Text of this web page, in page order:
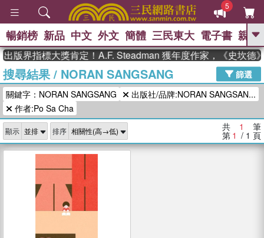
5
GO
熱搜： 東野圭吾 The Odyssey 、
父親節 、 如果歷史是一群喵 、 暑期
推薦 、 國際布克獎 臺灣漫遊錄 、 方
孩：黎曼猜想 、 偉大的迷走神經
暢銷榜 新品 中文 外文 簡體 三民東大 電子書 親子
版界指標大獎肯定！A.F. Steadman 獲年度作家，《史坎德
搜尋結果/ NORAN SANGSANG
篩選
關鍵字：NORAN SANGSANG
出版社/品牌:NORAN SANGSAN...
作者:Po Sa Cha
顯示 排序 共 1 筆
第 1 / 1 頁